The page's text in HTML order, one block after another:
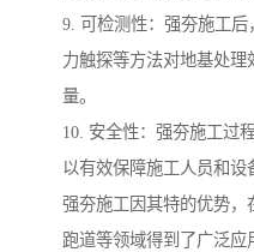
9. 可检测性：强夯施工
力触探等方法对地基处
量。
10. 安全性：强夯施工过
以有效保障施工人员和设
强夯施工因其特的优势
跑道等领域得到了广泛应